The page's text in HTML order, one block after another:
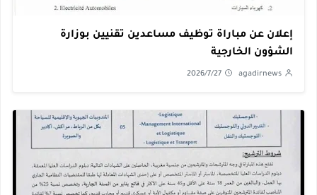
إعلان عن مباراة توظيف مساعدين تقنيين بوزارة
الشؤون الخارجية
agadirnews
2026/7/27